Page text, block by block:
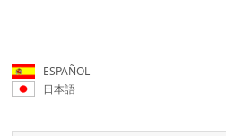
ESPAÑOL
日本語